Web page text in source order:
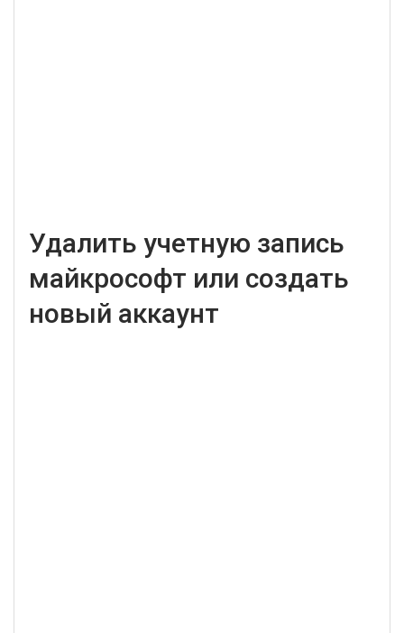
Удалить учетную запись
майкрософт или создать
новый аккаунт